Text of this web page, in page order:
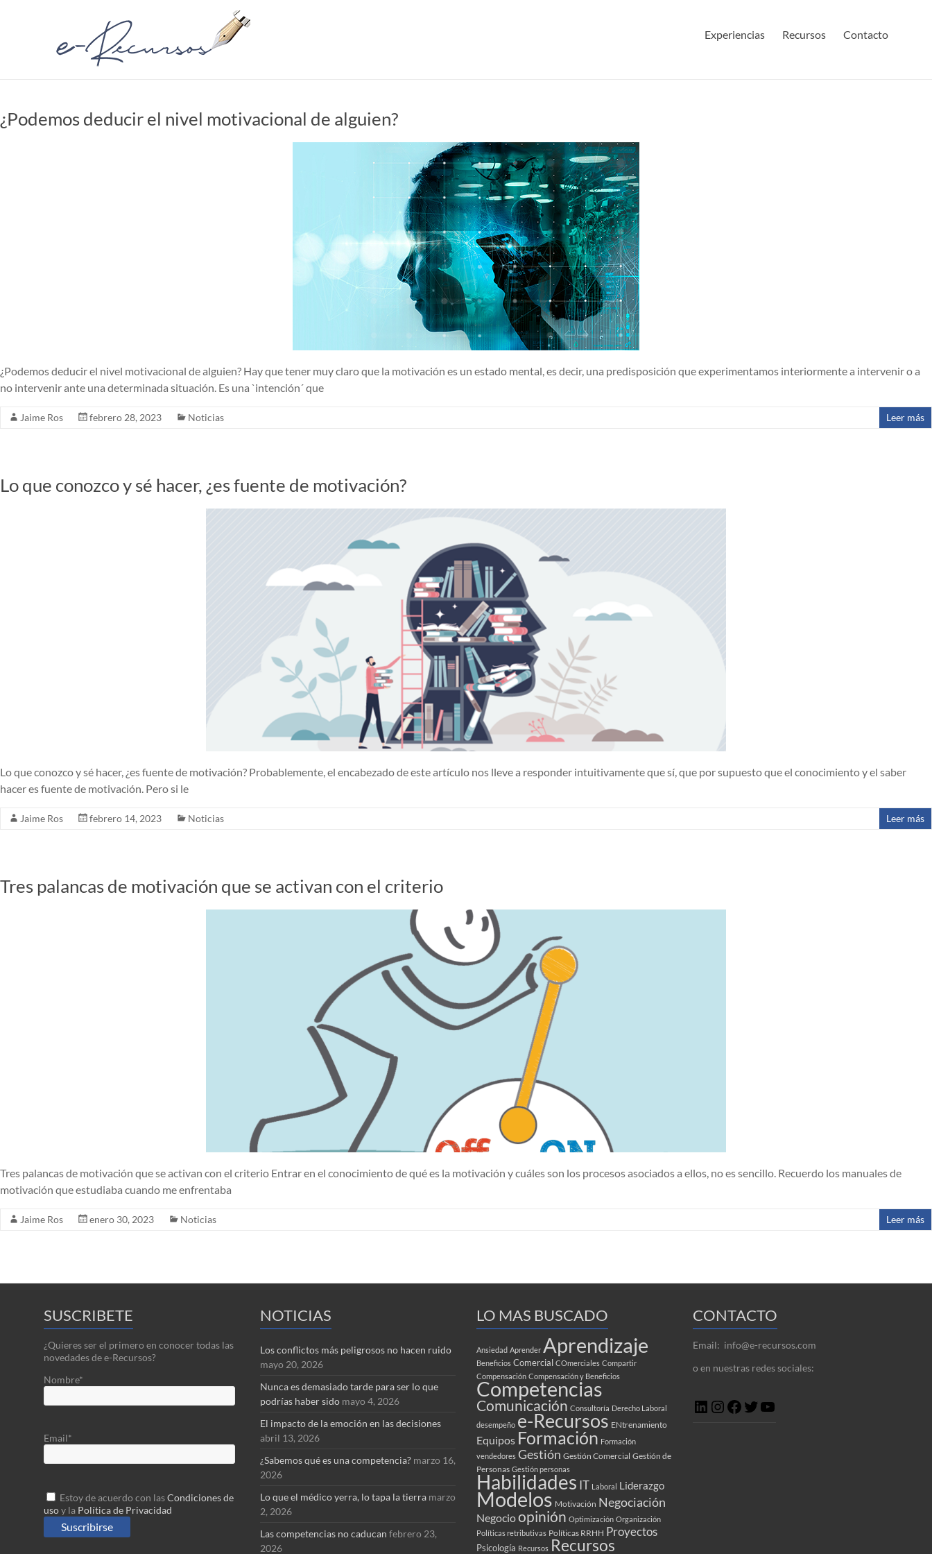
Recursos
Experiencias Recursos Contacto
¿Podemos deducir el nivel motivacional de alguien?
¿Podemos deducir el nivel motivacional de alguien? Hay que tener muy claro que la motivación es un estado mental, es decir, una predisposición que experimentamos interiormente a intervenir o a
no intervenir ante una determinada situación. Es una `intención´ que
Jaime Ros febrero 28, 2023 Noticias Leer más
Lo que conozco y sé hacer, ¿es fuente de motivación?
Lo que conozco y sé hacer, ¿es fuente de motivación? Probablemente, el encabezado de este artículo nos lleve a responder intuitivamente que sí, que por supuesto que el conocimiento y el saber
hacer es fuente de motivación. Pero si le
Jaime Ros febrero 14, 2023 Noticias Leer más
Tres palancas de motivación que se activan con el criterio
Tres palancas de motivación que se activan con el criterio Entrar en el conocimiento de qué es la motivación y cuáles son los procesos asociados a ellos, no es sencillo. Recuerdo los manuales de
motivación que estudiaba cuando me enfrentaba
Jaime Ros enero 30, 2023 Noticias Leer más
SUSCRIBETE
¿Quieres ser el primero en conocer todas las
novedades de e-Recursos?
Nombre*
Email*
Estoy de acuerdo con lasCondiciones de
usoy la Política de Privacidad
NOTICIAS
Los conflictos más peligrosos no hacen ruido
mayo 20, 2026
Nunca es demasiado tarde para ser lo que
podrías haber sido mayo 4, 2026
El impacto de la emoción en las decisiones
abril 13, 2026
¿Sabemos qué es una competencia? marzo 16,
2026
Lo que el médico yerra, lo tapa la tierra marzo
2, 2026
Las competencias no caducan febrero 23,
2026
LO MAS BUSCADO
Ansiedad Aprender Aprendizaje
Beneficios Comercial COmerciales Compartir
Compensación Compensación y Beneficios
Competencias
Comunicación Consultoría Derecho Laboral
desempeño e-Recursos ENtrenamiento
Equipos Formación Formación
vendedores Gestión Gestión Comercial Gestión de
Personas Gestión personas
Habilidades IT Laboral Liderazgo
Modelos Motivación Negociación
Negocioopinión Optimización Organización
Políticas retributivas Políticas RRHH Proyectos
Psicología Recursos Recursos
CONTACTO
Email: info@e-recursos.com
o en nuestras redes sociales:
LinkedInInstagram
Facebook
Twitter